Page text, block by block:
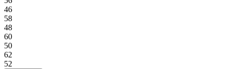
46
58
48
60
50
62
52